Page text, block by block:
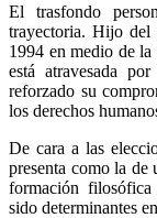
El trasfondo
trayectoria. Hijo del
1994 en medio de
está atravesada
reforzado su
los derechos
De cara a las
presenta como la de
formación
sido determinantes